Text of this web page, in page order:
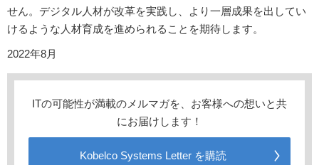
せん。デジタル人材が改革を実践し、より一層成果を出してい
けるような人材育成を進められることを期待します。
2022年8月
ITの可能性が満載のメルマガを、お客様への想いと共
にお届けします！
Kobelco Systems Letter を購読